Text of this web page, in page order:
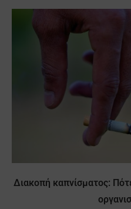
Διακοπή καπνίσματος: